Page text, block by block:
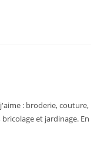
: broderie, couture,
et jardinage. En